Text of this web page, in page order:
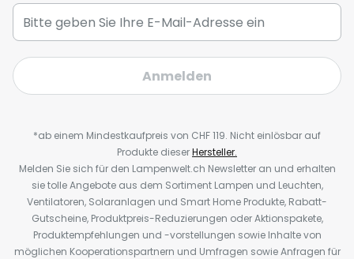
Anmelden
*ab einem Mindestkaufpreis von CHF 119. Nicht einlösbar auf
Produkte dieserHersteller.
Melden Sie sich für den Lampenwelt.ch Newsletter an und erhalten
sie tolle Angebote aus dem Sortiment Lampen und Leuchten,
Ventilatoren, Solaranlagen und Smart Home Produkte, Rabatt-
Gutscheine, Produktpreis-Reduzierungen oder Aktionspakete,
Produktempfehlungen und -vorstellungen sowie Inhalte von
möglichen Kooperationspartnern und Umfragen sowie Anfragen für